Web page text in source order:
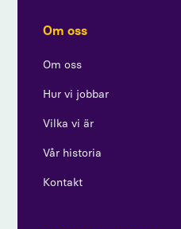
Om oss
Om oss
Hur vi jobbar
Vilka vi är
Vår historia
Kontakt